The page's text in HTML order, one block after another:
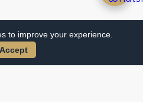
to improve your experience.
Accept